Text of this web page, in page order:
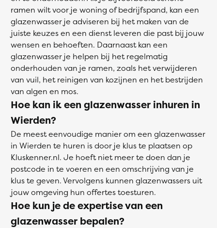
ramen wilt voor je woning of bedrijfspand, kan een
glazenwasser je adviseren bij het maken van de
juiste keuzes en een dienst leveren die past bij jouw
wensen en behoeften. Daarnaast kan een
glazenwasser je helpen bij het regelmatig
onderhouden van je ramen, zoals het verwijderen
van vuil, het reinigen van kozijnen en het bestrijden
van algen en mos.
Hoe kan ik een glazenwasser inhuren in
Wierden?
De meest eenvoudige manier om een glazenwasser
in Wierden te huren is door je klus te plaatsen op
Kluskenner.nl. Je hoeft niet meer te doen dan je
postcode in te voeren en een omschrijving van je
klus te geven. Vervolgens kunnen glazenwassers uit
jouw omgeving hun offertes toesturen.
Hoe kun je de expertise van een
glazenwasser bepalen?